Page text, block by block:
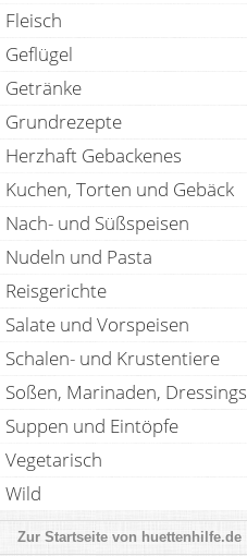
Fleisch
Geflügel
Getränke
Grundrezepte
Herzhaft Gebackenes
Kuchen, Torten und Gebäck
Nach- und Süßspeisen
Nudeln und Pasta
Reisgerichte
Salate und Vorspeisen
Schalen- und Krustentiere
Soßen, Marinaden, Dressings
Suppen und Eintöpfe
Vegetarisch
Wild
huettenhilfe.de